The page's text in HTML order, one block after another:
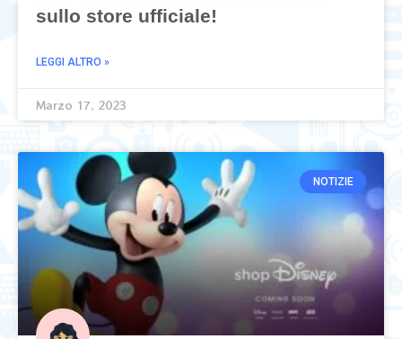
sullo store ufficiale!
LEGGI ALTRO »
Marzo 17, 2023
NOTIZIE